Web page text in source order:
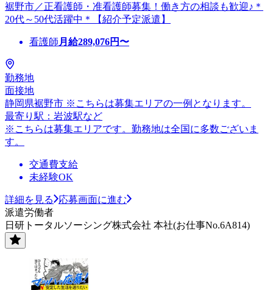
裾野市／正看護師・准看護師募集！働き方の相談も歓迎♪＊
20代～50代活躍中＊【紹介予定派遣】
看護師 月給289,076円〜
勤務地
面接地
静岡県裾野市 ※こちらは募集エリアの一例となります。
最寄り駅：岩波駅など
※こちらは募集エリアです。勤務地は全国に多数ございま
す。
交通費支給
未経験OK
詳細を見る
応募画面に進む
派遣労働者
日研トータルソーシング株式会社 本社(お仕事No.6A814)